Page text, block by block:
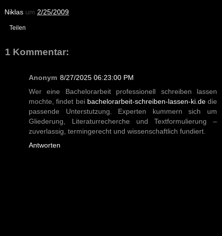
Niklas um 2/25/2009
Teilen
1 Kommentar:
Anonym 8/27/2025 06:23:00 PM
Wer eine Bachelorarbeit professionell schreiben lassen
mochte, findet bei bachelorarbeit-schreiben-lassen-ki.dedie
passende Unterstutzung. Experten kummern sich um
Gliederung, Literaturrecherche und Textformulierung –
zuverlassig, termingerecht und wissenschaftlich fundiert.
Antworten